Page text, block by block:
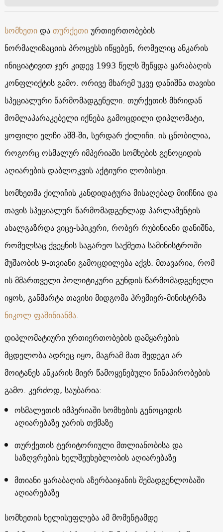
სომხეთიდათურქეთიურთიერთობების
ნორმალიზაციის პროცესს იწყებენ, რომელიც ანკარის
ინიციატივით ჯერ კიდევ 1993 წელს შეწყდა ყარაბაღის
კონფლიქტის გამო. ორივე მხარემ უკვე დანიშნა თავისი
სპეციალური წარმომადგენელი. თურქეთის მხრიდან
მომლაპარაკებელი იქნება გამოცდილი დიპლომატი,
ყოფილი ელჩი აშშ-ში, სერდარ ქილიჩი. ის ცნობილია,
როგორც ოსმალურ იმპერიაში სომხების გენოციდის
აღიარების დაბლოკვის აქტიური ლობისტი.
სომხეთმა ქილიჩის კანდიდატურა მისაღებად მიიჩნია და
თავის სპეციალურ წარმომადგენლად პარლამენტის
ახალგაზრდა ვიცე-სპიკერი, რობერ რუბინიანი დანიშნა,
რომელსაც ქვეყნის საგარეო საქმეთა სამინისტროში
მუშაობის 9-თვიანი გამოცდილება აქვს. მთავარია, რომ
ის მმართველი პოლიტიკური გუნდის წარმომადგენელი
იყოს, განმარტა თავისი მიდგომა პრემიერ-მინისტრმა
ნიკოლ ფაშინიანმა.
დიპლომატიური ურთიერთობების დამყარების
მცდელობა ადრეც იყო, მაგრამ მათ შედეგი არ
მოიტანეს ანკარის მიერ წამოყენებული წინაპირობების
გამო. კერძოდ, საუბარია:
ოსმალეთის იმპერიაში სომხების გენოციდის
აღიარებაზე უარის თქმაზე
თურქეთის ტერიტორიული მთლიანობისა და
საზღვრების ხელშეუხებლობის აღიარებაზე
მთიანი ყარაბაღის აზერბაიჯანის შემადგენლობაში
აღიარებაზე
სომხეთის ხელისუფლება ამ მომენტამდე